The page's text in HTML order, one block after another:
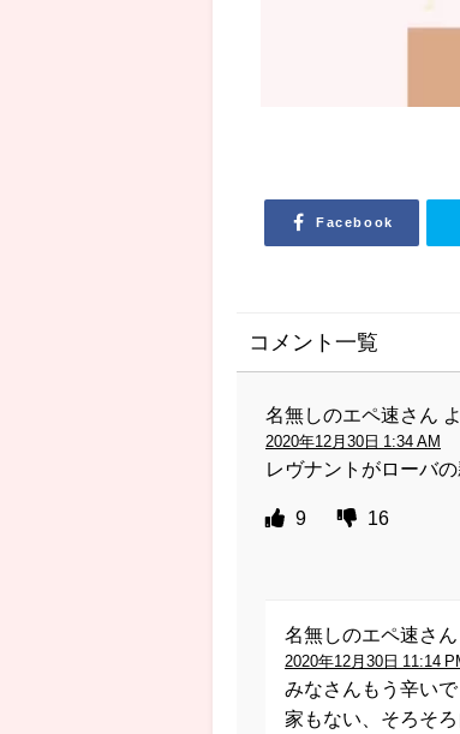
Facebook
コメント一覧
名無しのエペ速さん
2020年12月30日 1:34 AM
レヴナントがローバ
9 16
名無しのエペ速さん
2020年12月30日 11:14
みなさんもう辛い
家もない、そろそ